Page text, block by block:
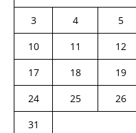
3
4 5
10
11 12
17
18 19
24
25 26
31